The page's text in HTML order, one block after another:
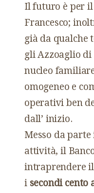
Il futuro è per
Francesco;
già da qualche
gli Azzoaglio
nucleo
omogeneo e
operativi ben
dall’ inizio.
Messo da
attività, il
intraprendere
isecondi cento